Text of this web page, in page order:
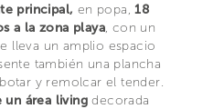
principal, en popa,18
a la zona playa, con un
lleva un amplio espacio
también una plancha
y remolcar el tender.
un área livingdecorada